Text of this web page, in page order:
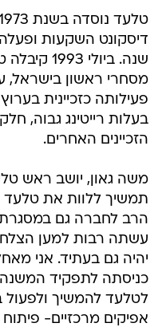
שנה. ביולי
בעלות רייטינג גבוה,
הזכיינים האחרים.
משה גאון, יושב ראש
תמשיך ללוות את טלעד
הרב לחברה גם
עשתה רבות למען
יהיה גם בעתיד. אני
כניסתה לתפקיד המשנה
לטלעד להמשיך
אפיקים מרכזיים-